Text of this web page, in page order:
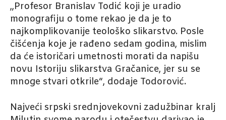
„Profesor Branislav Todić koji je uradio
monografiju o tome rekao je da je to
najkomplikovanije teološko slikarstvo. Posle
čišćenja koje je rađeno sedam godina, mislim
da će istoričari umetnosti morati da napišu
novu Istoriju slikarstva Gračanice, jer su se
mnoge stvari otkrile“, dodaje Todorović.
Najveći srpski srednjovekovni zadužbinar kralj